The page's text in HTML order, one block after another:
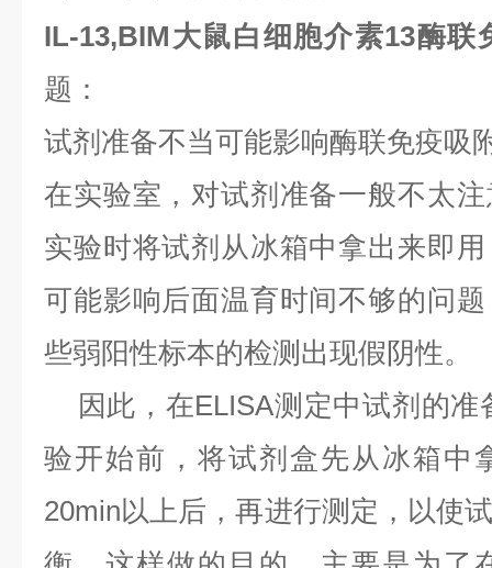
IL-13,BIM大鼠白细胞介素13酶联
题：
试剂准备不当可能影响酶联免疫吸
在实验室，对试剂准备一般不太
实验时将试剂从冰箱中拿出来即
可能影响后面温育时间不够的问
些弱阳性标本的检测出现假阴性。
因此，在ELISA测定中试剂的准
验开始前，将试剂盒先从冰箱中
20min以上后，再进行测定，以使